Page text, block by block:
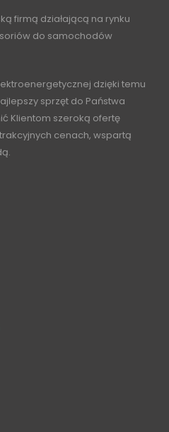
firmą działającą na rynku
do samochodów
dzięki temu
sprzęt do Państwa
Klientom szeroką ofertę
cenach, wspartą